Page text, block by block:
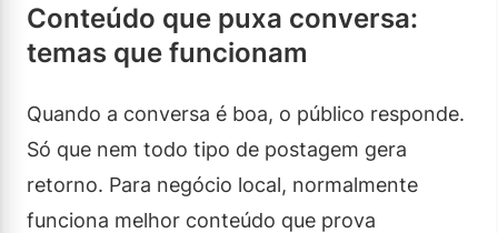
Conteúdo que puxa conversa:
temas que funcionam
Quando a conversa é boa, o público responde.
Só que nem todo tipo de postagem gera
retorno. Para negócio local, normalmente
funciona melhor conteúdo que prova